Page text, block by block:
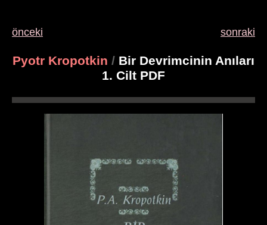
önceki sonraki
Pyotr Kropotkin / Bir Devrimcinin Anıları
1. Cilt PDF